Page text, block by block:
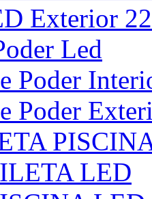
Exterior
Led
Poder
Poder
LED